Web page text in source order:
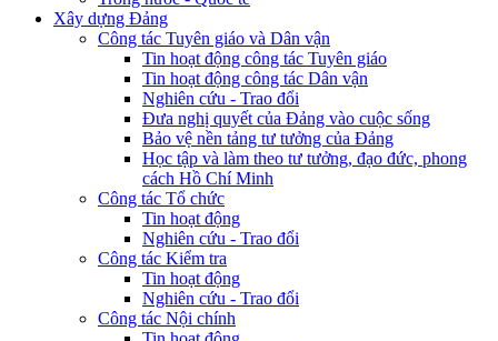
Xây dựng Đảng
Công tác Tuyên giáo và Dân vận
Tin hoạt động công tác Tuyên giáo
Tin hoạt động công tác Dân vận
Nghiên cứu - Trao đổi
Đưa nghị quyết của Đảng vào cuộc sống
Bảo vệ nền tảng tư tưởng của Đảng
Học tập và làm theo tư tưởng, đạo đức, phong
cách Hồ Chí Minh
Công tác Tổ chức
Tin hoạt động
Nghiên cứu - Trao đổi
Công tác Kiểm tra
Tin hoạt động
Nghiên cứu - Trao đổi
Công tác Nội chính